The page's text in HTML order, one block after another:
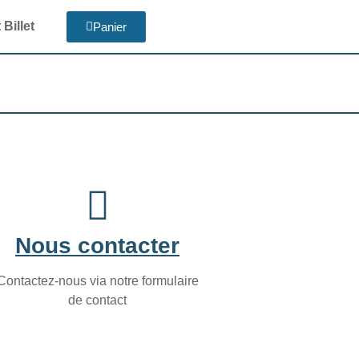
Billet Panier
Nous contacter
nous via notre formulaire
de contact